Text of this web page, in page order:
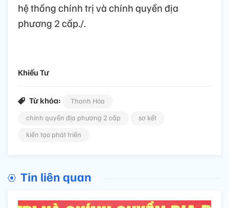
hệ thống chính trị và chính quyền địa
phương 2 cấp./.
Khiếu Tư
Từ khóa:
Thanh Hóa
chính quyền địa phương 2 cấp
sơ kết
kiến tạo phát triển
Tin liên quan